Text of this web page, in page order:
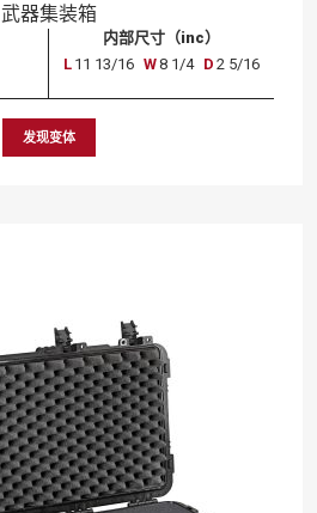
武器集装箱
内部尺寸（inc）
L 11 13/16 W8 1/4 D 2 5/16
发现变体